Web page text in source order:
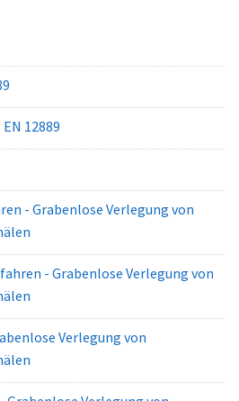
12889
- Grabenlose Verlegung von
- Grabenlose Verlegung von
Verlegung von